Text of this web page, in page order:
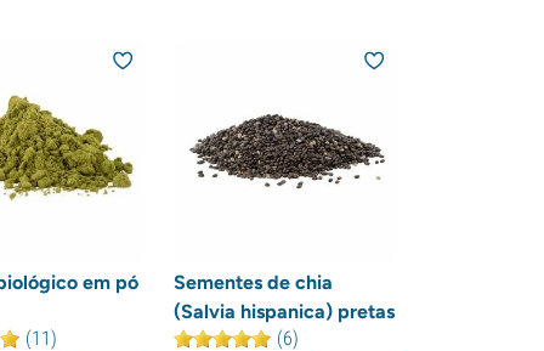
em pó
(11)
Sementes de chia
(Salvia hispanica) pretas
(6)